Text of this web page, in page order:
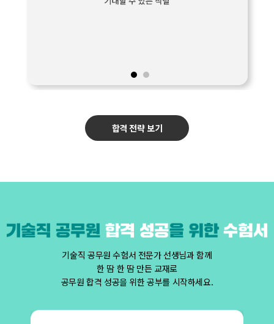
합격 전략 보기
기술직 공무원 수험서 전문가 선생님과 함께
한 땀 한 땀 만든 교재로
공무원 합격 성공을 위한 공부를 시작하세요.